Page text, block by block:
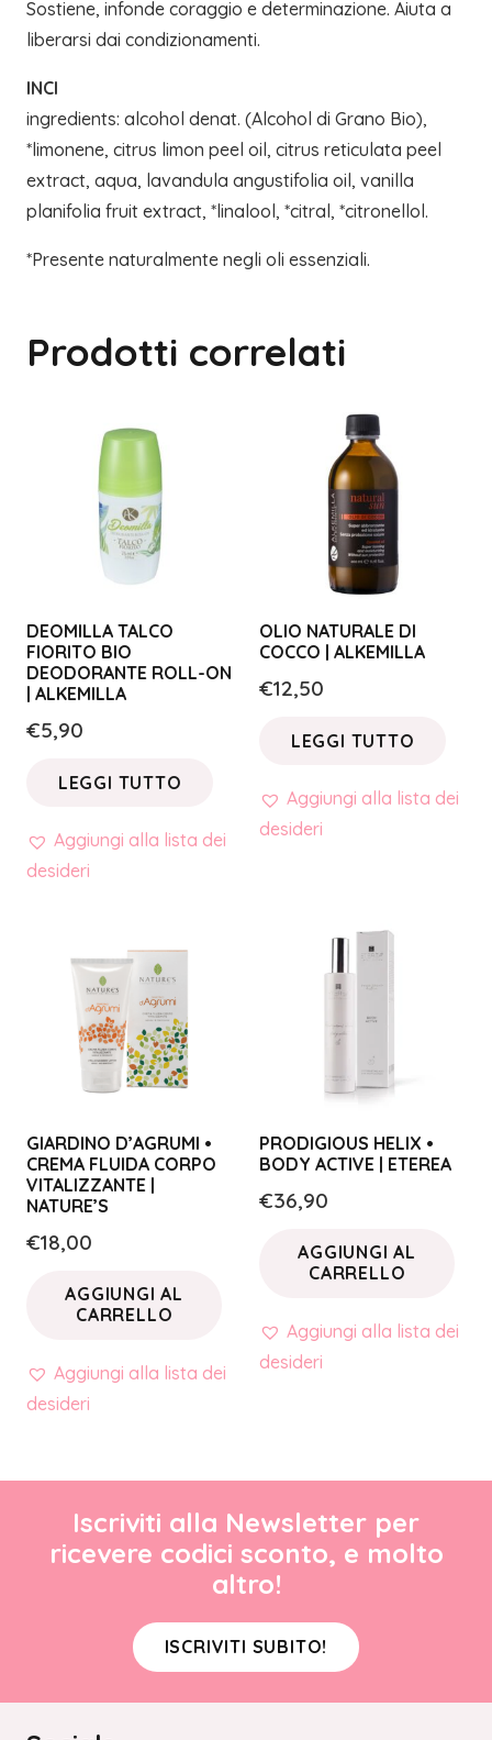
Sostiene, infonde coraggio e determinazione. Aiuta a
liberarsi dai condizionamenti.
INCI
ingredients: alcohol denat. (Alcohol di Grano Bio),
*limonene, citrus limon peel oil, citrus reticulata peel
extract, aqua, lavandula angustifolia oil, vanilla
planifolia fruit extract, *linalool, *citral, *citronellol.
*Presente naturalmente negli oli essenziali.
Prodotti correlati
DEOMILLA TALCO
FIORITO BIO
DEODORANTE ROLL-ON
| ALKEMILLA
€5,90
LEGGI TUTTO
Aggiungi alla lista dei
desideri
OLIO NATURALE DI
COCCO | ALKEMILLA
€12,50
LEGGI TUTTO
Aggiungi alla lista dei
desideri
GIARDINO D’AGRUMI •
CREMA FLUIDA CORPO
VITALIZZANTE |
NATURE’S
€18,00
AGGIUNGI AL
CARRELLO
Aggiungi alla lista dei
desideri
PRODIGIOUS HELIX •
BODY ACTIVE | ETEREA
€36,90
AGGIUNGI AL
CARRELLO
Aggiungi alla lista dei
desideri
Iscriviti alla Newsletter per
ricevere codici sconto, e molto
altro!
ISCRIVITI SUBITO!